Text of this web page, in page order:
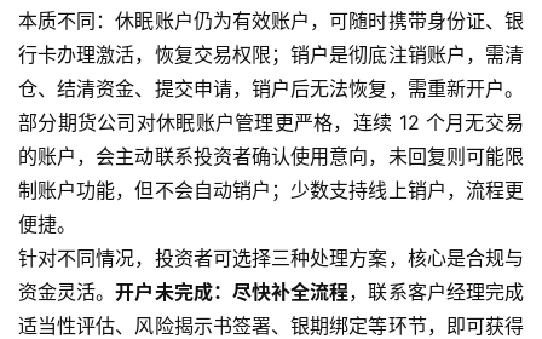
原
油
期
货
本质不同：休眠账户仍为有效账户，可随时携带身份证、银
行卡办理激活，恢复交易权限；销户是彻底注销账户，需清
仓、结清资金、提交申请，销户后无法恢复，需重新开户。
部分期货公司对休眠账户管理更严格，连续 12 个月无交易
的账户，会主动联系投资者确认使用意向，未回复则可能限
制账户功能，但不会自动销户；少数支持线上销户，流程更
便捷。
针对不同情况，投资者可选择三种处理方案，核心是合规与
资金灵活。开户未完成：尽快补全流程，联系客户经理完成
适当性评估、风险揭示书签署、银期绑定等环节，即可获得